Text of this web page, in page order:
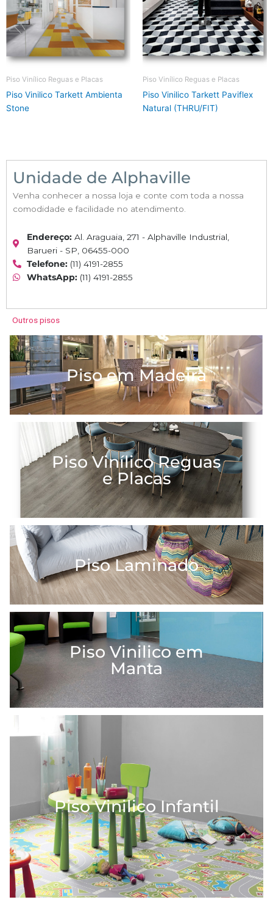
Piso Vinílico Reguas e Placas
Piso Vinilico Tarkett Ambienta
Stone
Piso Vinílico Reguas e Placas
Piso Vinilico Tarkett Paviflex
Natural (THRU/FIT)
Unidade de Alphaville
Venha conhecer a nossa loja e conte com toda a nossa
comodidade e facilidade no atendimento.
Endereço:Al. Araguaia, 271 - Alphaville Industrial,
Barueri - SP, 06455-000
Telefone:(11) 4191-2855
WhatsApp:(11) 4191-2855
Outros pisos
Piso em Madeira
Piso Vinílico Reguas
e Placas
Piso Laminado
Piso Vinilico em
Manta
Piso Vinilico Infantil